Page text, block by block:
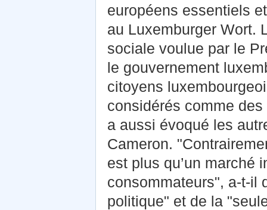
européens essentiels
au Luxemburger Wort.
sociale voulue par le
le gouvernement
citoyens
considérés comme
a aussi évoqué les
Cameron.
est plus qu’un marché
consommateurs", a-t-il
politique" et de la